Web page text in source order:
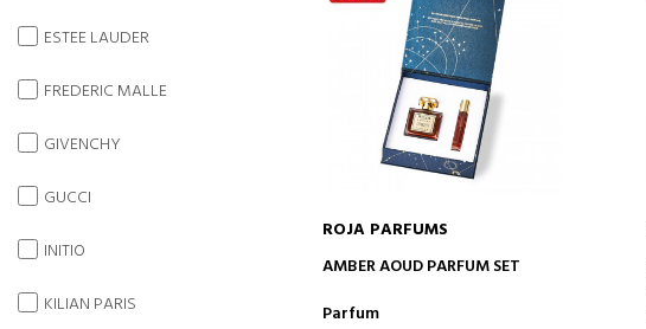
AGGIUNGI AL CARRELLO
ROJA PARFUMS
AMBER AOUD PARFUM SET
Parfum
ESTEE LAUDER
FREDERIC MALLE
GIVENCHY
GUCCI
INITIO
KILIAN PARIS